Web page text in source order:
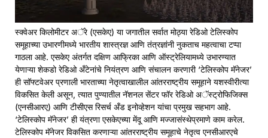
स्क्वेअर किलोमीटर अॅरे (एसकेए) या जगातील सर्वात मोठ्या रेडिओ टेलिस्कोप
समूहाच्या उभारणीमध्ये भारतीय शास्त्रज्ञ आणि तंत्रज्ञांनी नुकताच महत्वाचा टप्पा
गाठला आहे. एसकेए अंतर्गत दक्षिण आफ्रिका आणि ऑस्ट्रेलियामध्ये उभारण्यात
येणाऱ्या शेकडो रेडिओ अँटेनांचे नियंत्रण आणि संचालन करणारी ‘टेलिस्कोप मॅनेजर’
ही सॉफ्टवेअर प्रणाली भारताच्या नेतृत्वाखालील आंतरराष्ट्रीय समूहाने यशस्वीरीत्या
विकसित केली असून, त्यात पुण्यातील नॅशनल सेंटर फॉर रेडिओ अॅस्ट्रोफिजिक्स
(एनसीआरए) आणि टीसीएस रिसर्च अँड इनोव्हेशन यांचा प्रमुख सहभाग आहे.
‘टेलिस्कोप मॅनेजर’ ही यंत्रणा एसकेएच्या मेंदू आणि मज्जासंस्थेप्रमाणे काम करेल.
टेलिस्कोप मॅनेजर विकसित करणाऱ्या आंतरराष्ट्रीय समूहाचे नेतृत्व एनसीआरएचे